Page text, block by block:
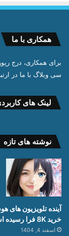
همکاری با ما
برای همکاری، درج
سی وبلاگ با ما در
لینک های
نوشته های تازه
خرید 8K فرا رسیده است؟
اسفند 4, 1404